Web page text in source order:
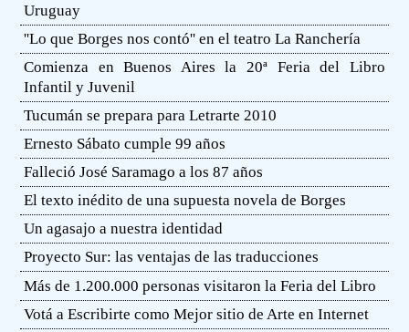
Uruguay
''Lo que Borges nos contó'' en el teatro La Ranchería
Comienza en Buenos Aires la 20ª Feria del Libro
Infantil y Juvenil
Tucumán se prepara para Letrarte 2010
Ernesto Sábato cumple 99 años
Falleció José Saramago a los 87 años
El texto inédito de una supuesta novela de Borges
Un agasajo a nuestra identidad
Proyecto Sur: las ventajas de las traducciones
Más de 1.200.000 personas visitaron la Feria del Libro
Votá a Escribirte como Mejor sitio de Arte en Internet